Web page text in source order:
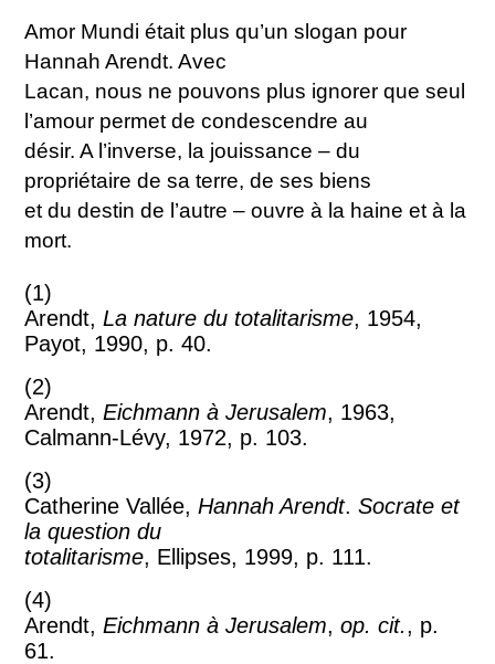
Amor Mundi était plus qu’un slogan pour
Hannah Arendt. Avec
Lacan, nous ne pouvons plus ignorer que seul
l’amour permet de condescendre au
désir. A l’inverse, la jouissance – du
propriétaire de sa terre, de ses biens
et du destin de l’autre – ouvre à la haine et à la
mort.
(1)
Arendt,La nature du totalitarisme, 1954,
Payot, 1990, p. 40.
(2)
Arendt,Eichmann à Jerusalem, 1963,
Calmann-Lévy, 1972, p. 103.
(3)
Catherine Vallée,Hannah Arendt.Socrate et
la question du
totalitarisme, Ellipses, 1999, p. 111.
(4)
Arendt,Eichmann à Jerusalem,op. cit., p.
61.